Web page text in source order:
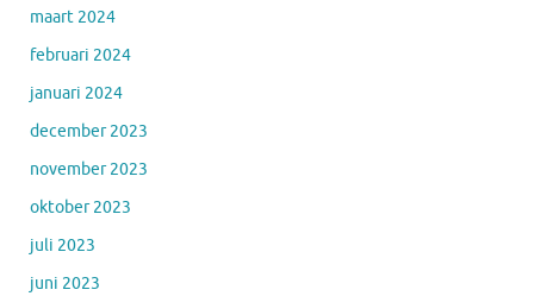
maart 2024
februari 2024
januari 2024
december 2023
november 2023
oktober 2023
juli 2023
juni 2023